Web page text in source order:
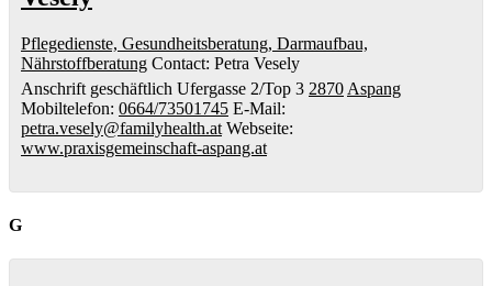
Pflegedienste, Gesundheitsberatung, Darmaufbau,
Nährstoffberatung Contact: Petra Vesely
Anschrift geschäftlich Ufergasse 2/Top 3 2870 Aspang
Mobiltelefon: 0664/73501745 E-Mail:
petra.vesely@familyhealth.at Webseite:
www.praxisgemeinschaft-aspang.at
G